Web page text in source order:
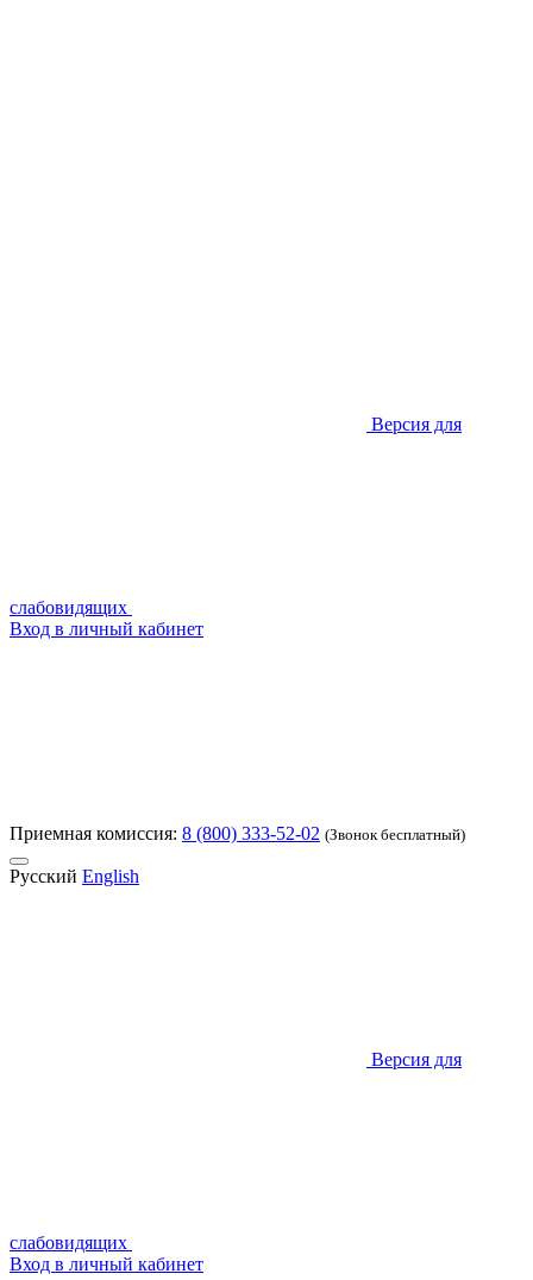
Версия для
слабовидящих
Вход в личный кабинет
Приемная комиссия: 8 (800) 333-52-02 (Звонок бесплатный)
Русский English
Версия для
слабовидящих
Вход в личный кабинет